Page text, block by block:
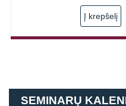
Į krepšelį
SEMINARŲ